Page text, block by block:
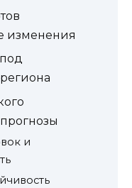
изменения
и